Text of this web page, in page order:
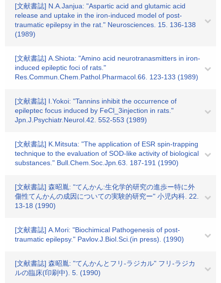
[文献書誌] N.A.Janjua: "Aspartic acid and glutamic acid
release and uptake in the iron-induced model of post-
traumatic epilepsy in the rat." Neurosciences. 15. 136-138
(1989)
[文献書誌] A.Shiota: "Amino acid neurotranasmitters in iron-
induced epileptic foci of rats."
Res.Commun.Chem.Pathol.Pharmacol.66. 123-133 (1989)
[文献書誌] I.Yokoi: "Tannins inhibit the occurrence of
epileptec focus induced by FeCl_3injection in rats."
Jpn.J.Psychiatr.Neurol.42. 552-553 (1989)
[文献書誌] K.Mitsuta: "The application of ESR spin-trapping
technique to the evaluation of SOD-like activity of biological
substances." Bull.Chem.Soc.Jpn.63. 187-191 (1990)
[文献書誌] 森昭胤: "てんかん:生化学的研究の進歩ー特に外
傷性てんかんの成因についての実験的研究ー" 小児内科. 22.
13-18 (1990)
[文献書誌] A.Mori: "Biochimical Pathogenesis of post-
traumatic epilepsy." Pavlov.J.Biol.Sci.(in press). (1990)
[文献書誌] 森昭胤: "てんかんとフリ-ラジカル" フリ-ラジカ
ルの臨床(印刷中). 5. (1990)